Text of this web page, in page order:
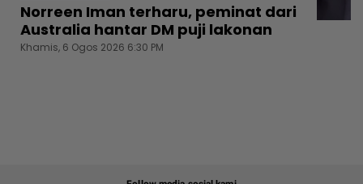
Norreen Iman terharu, peminat dari
Australia hantar DM puji lakonan
Khamis, 6 Ogos 2026 6:30 PM